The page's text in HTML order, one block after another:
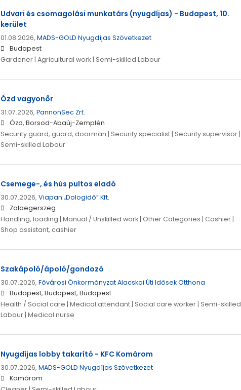
Udvari és csomagolási munkatárs (nyugdíjas) - Budapest, 10.
kerület
01.08.2026, MADS-GOLD Nyugdíjas Szövetkezet
Budapest
Gardener | Agricultural work | Semi-skilled Labour
Ózd vagyonőr
31.07.2026, PannonSec Zrt.
Ózd, Borsod-Abaúj-Zemplén
Security guard, guard, doorman | Security specialist | Security supervisor |
Semi-skilled Labour
Csemege-, és hús pultos eladó
30.07.2026, Viapan „Dologidő” Kft.
Zalaegerszeg
Handling, loading | Manual / Unskilled work | Other Categories | Cashier |
Shop assistant, cashier
Szakápoló/ápoló/gondozó
30.07.2026, Fővárosi Önkormányzat Alacskai Úti Idősek Otthona
Budapest, Budapest, Budapest
Health / Social care | Medical attendant | Social care worker | Semi-skilled
Labour | Medical nurse
Nyugdíjas lobby takarító - KFC Komárom
30.07.2026, MADS-GOLD Nyugdíjas Szövetkezet
Komárom